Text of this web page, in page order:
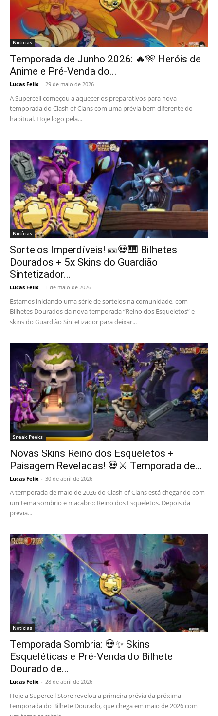
Notícias
Temporada de Junho 2026: 🔥🎌 Heróis de
Anime e Pré-Venda do...
Lucas Felix - 29 de maio de 2026
A Supercell começou a aquecer os preparativos para nova
temporada do Clash of Clans com uma prévia bem diferente do
habitual. Hoje logo pela...
Notícias
Sorteios Imperdíveis! 🎫💀🎹 Bilhetes
Dourados + 5x Skins do Guardião
Sintetizador...
Lucas Felix - 1 de maio de 2026
Estamos iniciando uma série de sorteios na comunidade, com
Bilhetes Dourados da nova temporada “Reino dos Esqueletos” e
skins do Guardião Sintetizador para deixar...
Sneak Peeks
Novas Skins Reino dos Esqueletos +
Paisagem Reveladas! 💀⚔️ Temporada de...
Lucas Felix - 30 de abril de 2026
A temporada de maio de 2026 do Clash of Clans está chegando com
um tema sombrio e macabro: Reino dos Esqueletos. Depois da
prévia...
Notícias
Temporada Sombria: 💀✨ Skins
Esqueléticas e Pré-Venda do Bilhete
Dourado de...
Lucas Felix - 28 de abril de 2026
Hoje a Supercell Store revelou a primeira prévia da próxima
temporada do Bilhete Dourado, que chega em maio de 2026 com